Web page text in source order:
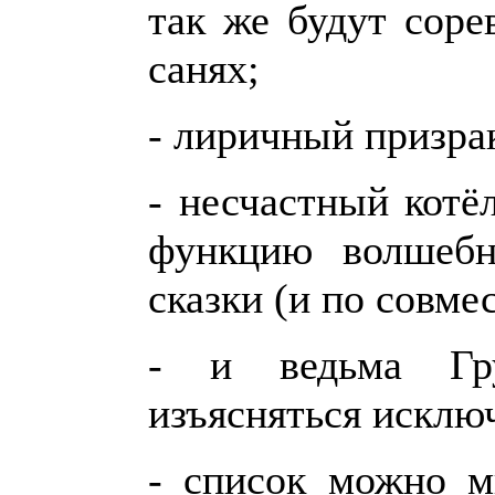
так же будут
санях;
- лиричный
- несчастный
функцию
сказки (и по
- и ведьма
изъясняться
- список можно